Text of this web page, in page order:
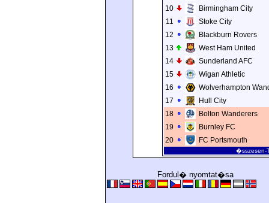
10
Birmingham City
11
Stoke City
12
Blackburn Rovers
13
West Ham United
14
Sunderland AFC
15
Wigan Athletic
16
Wolverhampton
17
Hull City
18
Bolton Wanderers
19
Burnley FC
20
FC Portsmouth
Fordul� nyomtat�sa